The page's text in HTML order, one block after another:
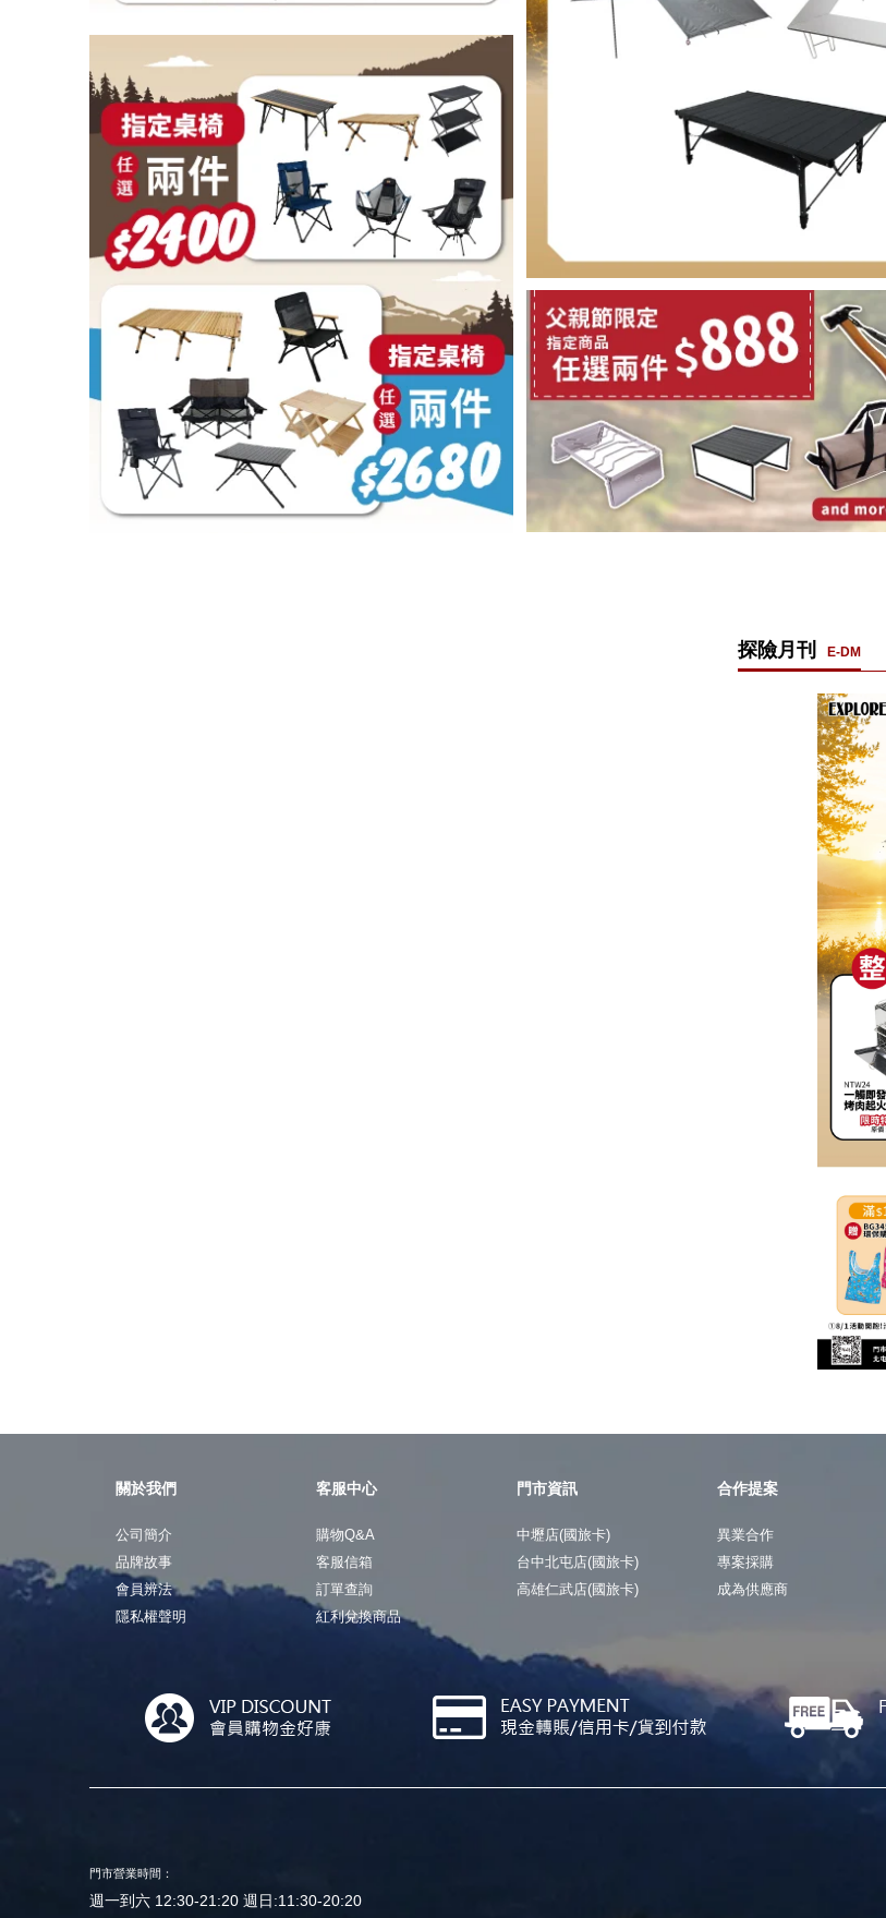
探險月刊 E-DM
關於我們
公司簡介
品牌故事
會員辨法
隱私權聲明
客服中心
購物Q&A
客服信箱
訂單查詢
紅利兌換商品
門市資訊
中壢店(國旅卡)
台中北屯店(國旅卡)
高雄仁武店(國旅卡)
合作提案
異業合作
專案採購
成為供應商
門市營業時間：
週一到六 12:30-21:20 週日:11:30-20:20